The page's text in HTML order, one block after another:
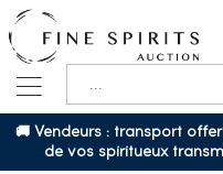
🚚 Vendeurs : transport
de vos spiritueux